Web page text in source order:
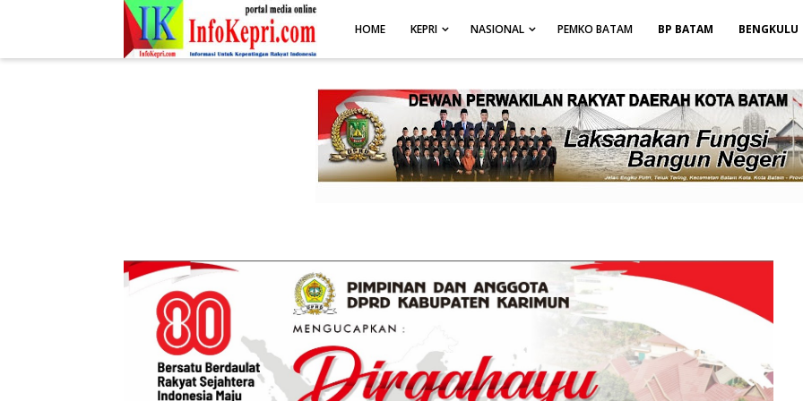
.post-body img { display: block; margin: 0 auto; max-width: 100%; height: auto; }
HOME KEPRI NASIONAL PEMKO BATAM BP BATAM BENGKULU